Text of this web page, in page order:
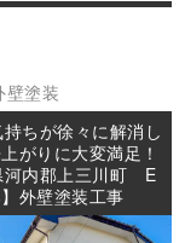
壁塗装
ちが徐々に解消し
がりに大変満足！
河内郡上三川町 E
外壁塗装工事